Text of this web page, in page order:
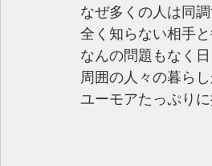
なぜ多くの人は同
全く知らない相手
なんの問題もなく
周囲の人々の暮ら
ユーモアたっぷり